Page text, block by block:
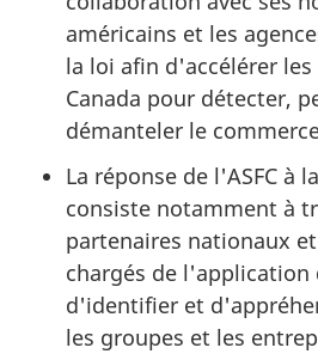
américains et les
la loi afin d'accélérer
Canada pour détecter,
démanteler le
La réponse de l'ASFC à
consiste notamment à
partenaires nationaux
chargés de l'application
d'identifier et
les groupes et les